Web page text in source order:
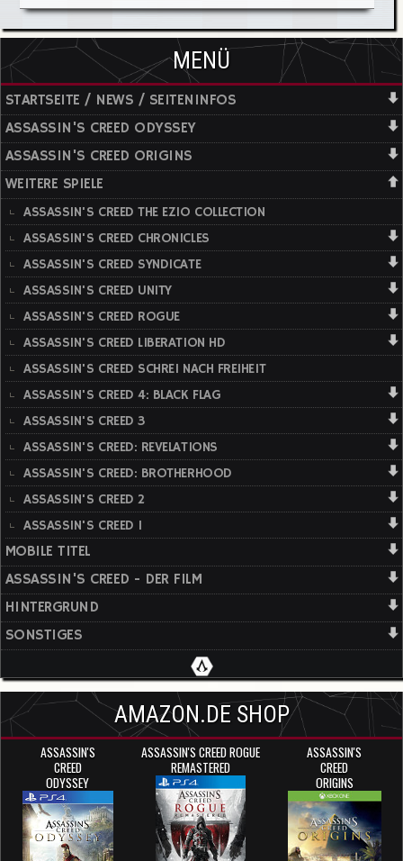
MENÜ
STARTSEITE / NEWS / SEITENINFOS
ASSASSIN'S CREED ODYSSEY
ASSASSIN'S CREED ORIGINS
WEITERE SPIELE
ASSASSIN'S CREED THE EZIO COLLECTION
ASSASSIN'S CREED CHRONICLES
ASSASSIN'S CREED SYNDICATE
ASSASSIN'S CREED UNITY
ASSASSIN'S CREED ROGUE
ASSASSIN'S CREED LIBERATION HD
ASSASSIN'S CREED SCHREI NACH FREIHEIT
ASSASSIN'S CREED 4: BLACK FLAG
ASSASSIN'S CREED 3
ASSASSIN'S CREED: REVELATIONS
ASSASSIN'S CREED: BROTHERHOOD
ASSASSIN'S CREED 2
ASSASSIN'S CREED 1
MOBILE TITEL
ASSASSIN'S CREED - DER FILM
HINTERGRUND
SONSTIGES
AMAZON.DE SHOP
ASSASSIN'S
CREED
ODYSSEY
ASSASSIN'S CREED ROGUE
REMASTERED
ASSASSIN'S
CREED
ORIGINS